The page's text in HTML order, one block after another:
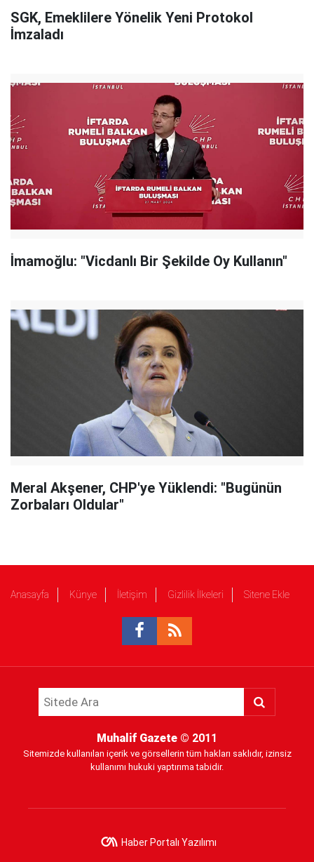
SGK, Emeklilere Yönelik Yeni Protokol
İmzaladı
İmamoğlu: "Vicdanlı Bir Şekilde Oy Kullanın"
Meral Akşener, CHP'ye Yüklendi: "Bugünün
Zorbaları Oldular"
Anasayfa Künye İletişim Gizlilik İlkeleri Sitene Ekle
Muhalif Gazete © 2011
Sitemizde kullanılan içerik ve görsellerin tüm hakları saklıdır, izinsiz
kullanımı hukuki yaptırıma tabidir.
Haber Portalı Yazılımı